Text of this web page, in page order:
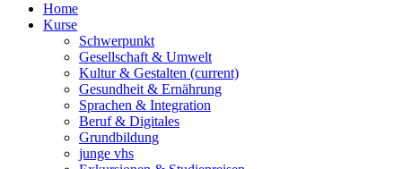
Home
Kurse
Schwerpunkt
Gesellschaft & Umwelt
Kultur & Gestalten (current)
Gesundheit & Ernährung
Sprachen & Integration
Beruf & Digitales
Grundbildung
junge vhs